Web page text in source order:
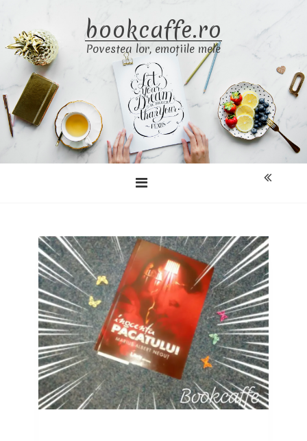
content
bookcaffe.ro
Povestea lor, emoțiile mele